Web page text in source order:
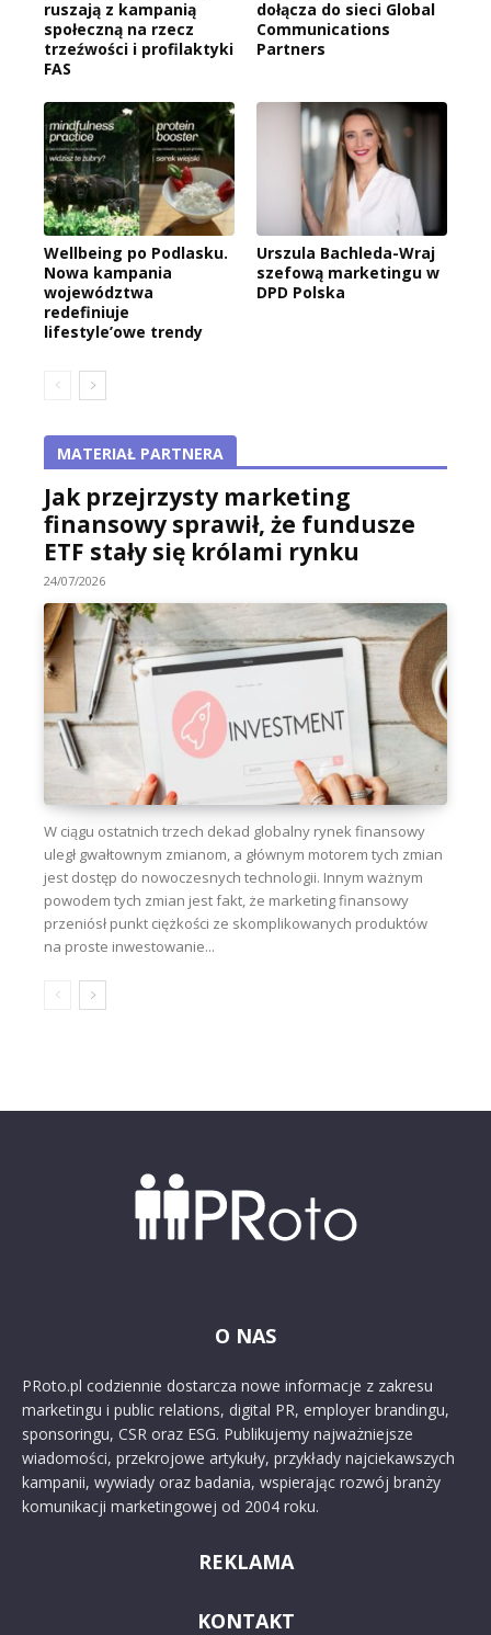
ruszają z kampanią
społeczną na rzecz
trzeźwości i profilaktyki
FAS
dołącza do sieci Global
Communications
Partners
Wellbeing po Podlasku.
Nowa kampania
województwa
redefiniuje
lifestyle’owe trendy
Urszula Bachleda-Wraj
szefową marketingu w
DPD Polska
MATERIAŁ PARTNERA
Jak przejrzysty marketing
finansowy sprawił, że fundusze
ETF stały się królami rynku
24/07/2026
W ciągu ostatnich trzech dekad globalny rynek finansowy
uległ gwałtownym zmianom, a głównym motorem tych zmian
jest dostęp do nowoczesnych technologii. Innym ważnym
powodem tych zmian jest fakt, że marketing finansowy
przeniósł punkt ciężkości ze skomplikowanych produktów
na proste inwestowanie...
O NAS
PRoto.pl codziennie dostarcza nowe informacje z zakresu
marketingu i public relations, digital PR, employer brandingu,
sponsoringu, CSR oraz ESG. Publikujemy najważniejsze
wiadomości, przekrojowe artykuły, przykłady najciekawszych
kampanii, wywiady oraz badania, wspierając rozwój branży
komunikacji marketingowej od 2004 roku.
REKLAMA
KONTAKT